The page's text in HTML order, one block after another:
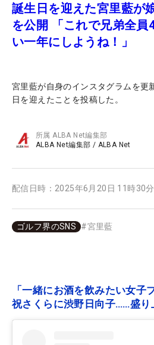
誕生日を迎えた宮里藍が
を公開 「これで兄弟全員
い一年にしようね！」
宮里藍が自身のインスタグラムを更
日を迎えたことを投稿した。
所属ALBA Net編集部
ALBA Net編集部 / ALBA Net
配信日時： 2025年6月20日 11時30分
ゴルフ界のSNS #宮里藍
「一緒にお酒を飲みたい女子
祝さくらに渋野日向子……盛り